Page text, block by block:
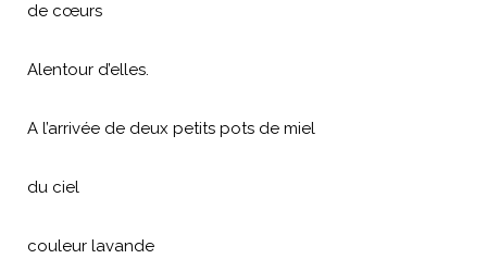
de cœurs
Alentour d’elles.
A l’arrivée de deux petits pots de miel
du ciel
couleur lavande